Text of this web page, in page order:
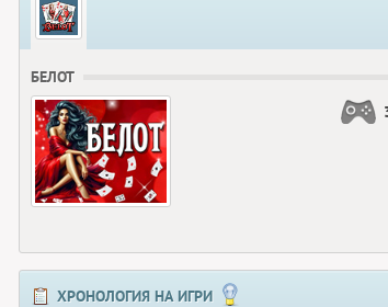
БЕЛОТ
ХРОНОЛОГИЯ НА ИГРИ